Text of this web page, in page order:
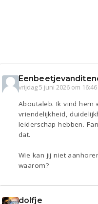
vrijdag 5 juni 2026 om 16:46
Aboutaleb. Ik vind hem
vriendelijkheid,
leiderschap hebben.
dat.
Wie kan jij niet
waarom?
dolfje